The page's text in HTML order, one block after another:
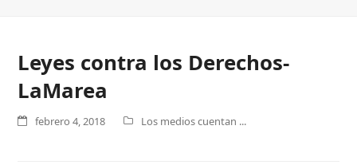
Leyes contra los Derechos-
LaMarea
febrero 4, 2018 Los medios cuentan ...